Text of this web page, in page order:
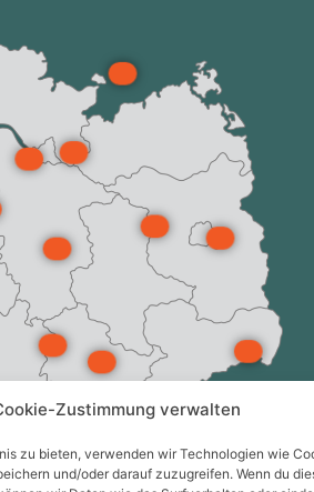
Zustimmung verwalten
zu bieten, verwenden wir Technologien wie
und/oder darauf zuzugreifen. Wenn du